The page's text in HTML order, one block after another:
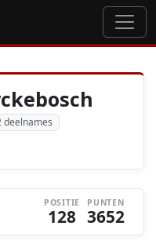
deelnames
POSITIE
128
PUNTEN
3652